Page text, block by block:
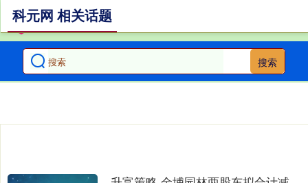
搜索
科元网 相关话题